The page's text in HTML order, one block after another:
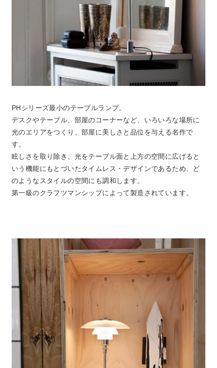
PHシリーズ最小のテーブルランプ。
デスクやテーブル、部屋のコーナーなど、いろいろな場所に
光のエリアをつくり、部屋に美しさと品位を与える名作で
す。
眩しさを取り除き、光をテーブル面と上方の空間に広げると
いう機能にもとづいたタイムレス・デザインであるため、ど
のようなスタイルの空間にも調和します。
第一級のクラフツマンシップによって製造されています。